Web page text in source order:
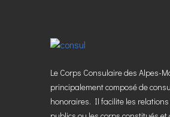
Le Corps Consulaire des Alpes-
principalement composé de
honoraires. Il facilite les relations